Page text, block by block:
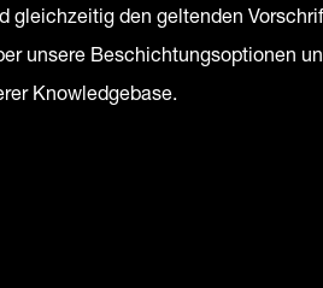
gleichzeitig den geltenden
unsere Beschichtungsoptionen
Knowledgebase.